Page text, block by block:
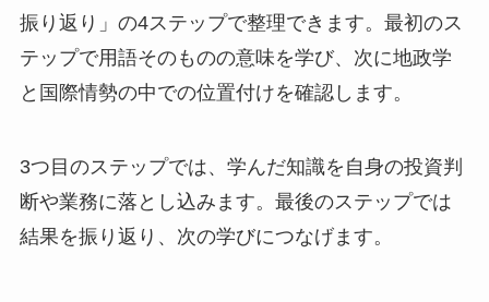
振り返り」の4ステップで整理できます。最初のス
テップで用語そのものの意味を学び、次に地政学
と国際情勢の中での位置付けを確認します。
3つ目のステップでは、学んだ知識を自身の投資判
断や業務に落とし込みます。最後のステップでは
結果を振り返り、次の学びにつなげます。